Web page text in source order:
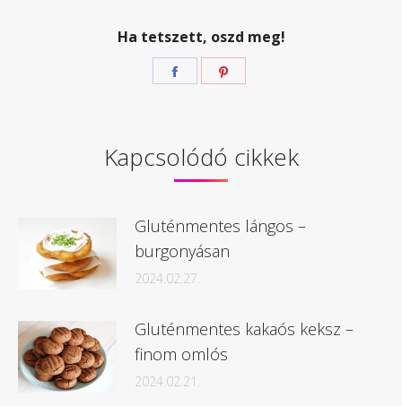
Ha tetszett, oszd meg!
Megosztás
Kapcsolódó cikkek
Gluténmentes lángos –
burgonyásan
2024.02.27.
Gluténmentes kakaós keksz –
finom omlós
2024.02.21.